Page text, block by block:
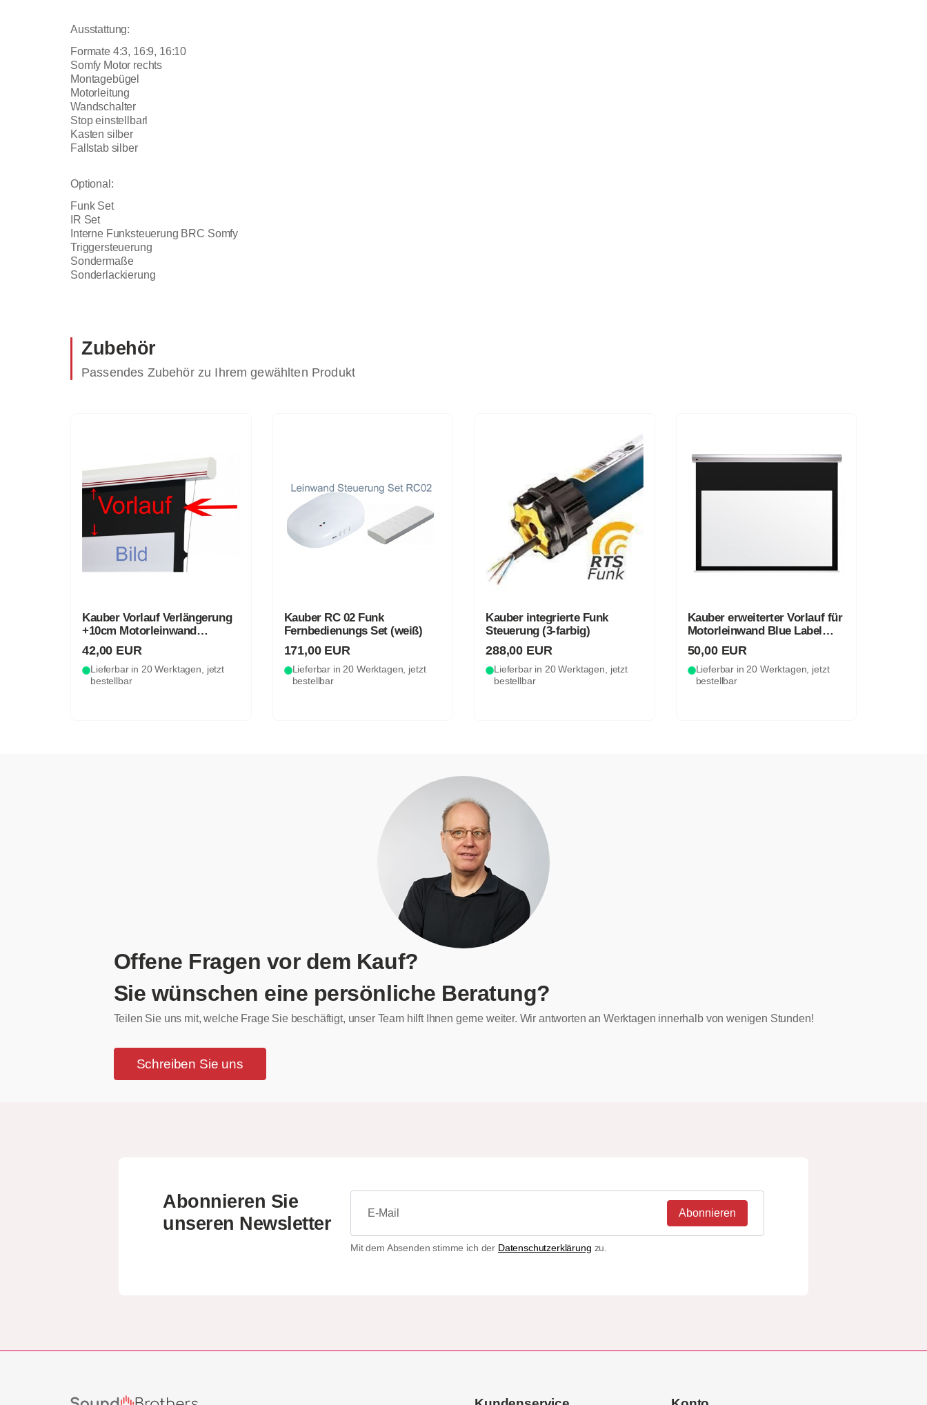
Ausstattung:
Formate 4:3, 16:9, 16:10
Somfy Motor rechts
Montagebügel
Motorleitung
Wandschalter
Stop einstellbarl
Kasten silber
Fallstab silber
Optional:
Funk Set
IR Set
Interne Funksteuerung BRC Somfy
Triggersteuerung
Sondermaße
Sonderlackierung
Zubehör
Passendes Zubehör zu Ihrem gewählten Produkt
Kauber Vorlauf Verlängerung
+10cm Motorleinwand
(schwarz)
42,00 EUR
Lieferbar in 20 Werktagen, jetzt
bestellbar
Kauber RC 02 Funk
Fernbedienungs Set (weiß)
171,00 EUR
Lieferbar in 20 Werktagen, jetzt
bestellbar
Kauber integrierte Funk
Steuerung (3-farbig)
288,00 EUR
Lieferbar in 20 Werktagen, jetzt
bestellbar
Kauber erweiterter Vorlauf für
Motorleinwand Blue Label
(schwarz)
50,00 EUR
Lieferbar in 20 Werktagen, jetzt
bestellbar
Offene Fragen vor dem Kauf?
Sie wünschen eine persönliche Beratung?
Teilen Sie uns mit, welche Frage Sie beschäftigt, unser Team hilft Ihnen gerne weiter. Wir antworten an Werktagen innerhalb von wenigen Stunden!
Schreiben Sie uns
Abonnieren Sie
unseren Newsletter
Abonnieren
Mit dem Absenden stimme ich der Datenschutzerklärung zu.